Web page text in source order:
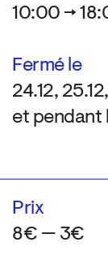
10:00 →
Fermé le
24.12,
et pendant
Prix
8€ — 3€